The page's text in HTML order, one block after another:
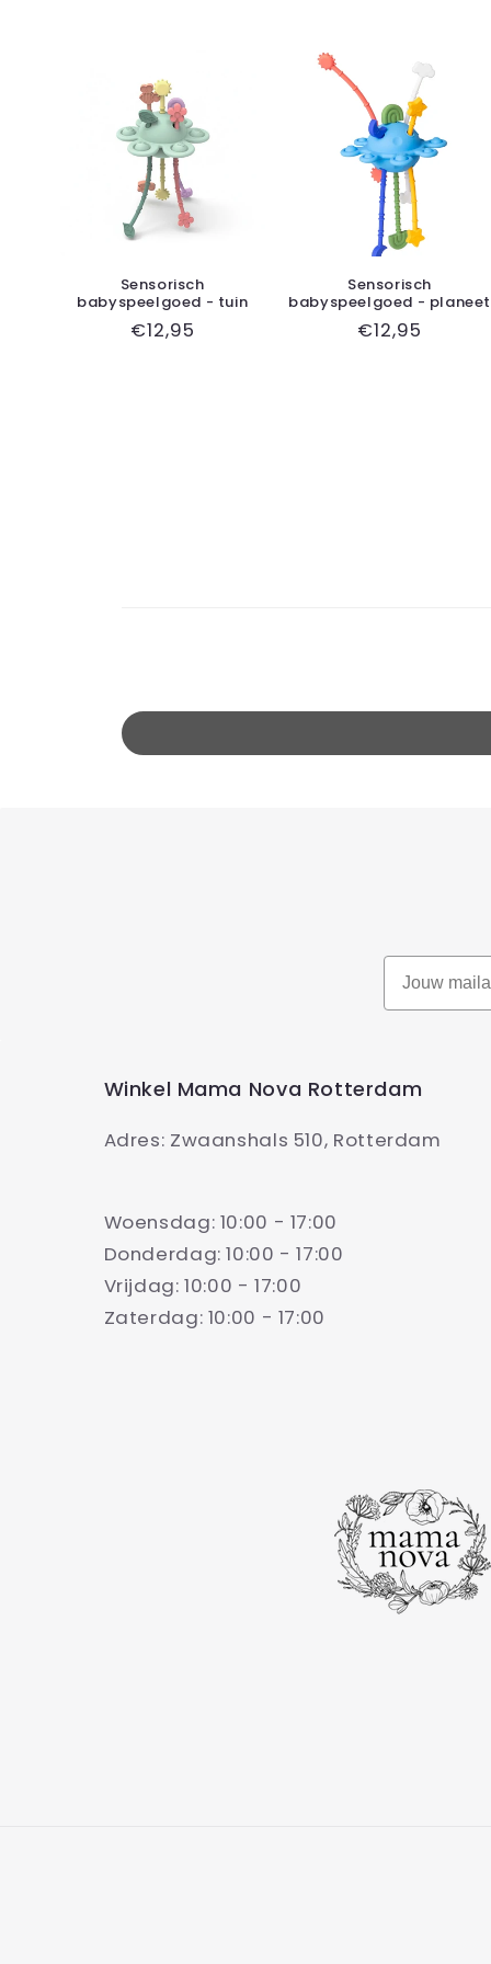
Sensorisch
babyspeelgoed - tuin
Normale
€12,95
Sensorisch
babyspeelgoed - planeet
Normale
€12,95
Winkel Mama Nova Rotterdam
Adres: Zwaanshals 510, Rotterdam
Woensdag: 10:00 - 17:00
Donderdag: 10:00 - 17:00
Vrijdag: 10:00 - 17:00
Zaterdag: 10:00 - 17:00